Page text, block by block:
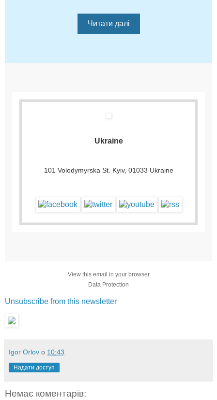
Читати далі
Ukraine
101 Volodymyrska St. Kyiv, 01033 Ukraine
View this email in your browser
Data Protection
Unsubscribe from this newsletter
Igor Orlov о 10:43
Надати доступ
Немає коментарів: